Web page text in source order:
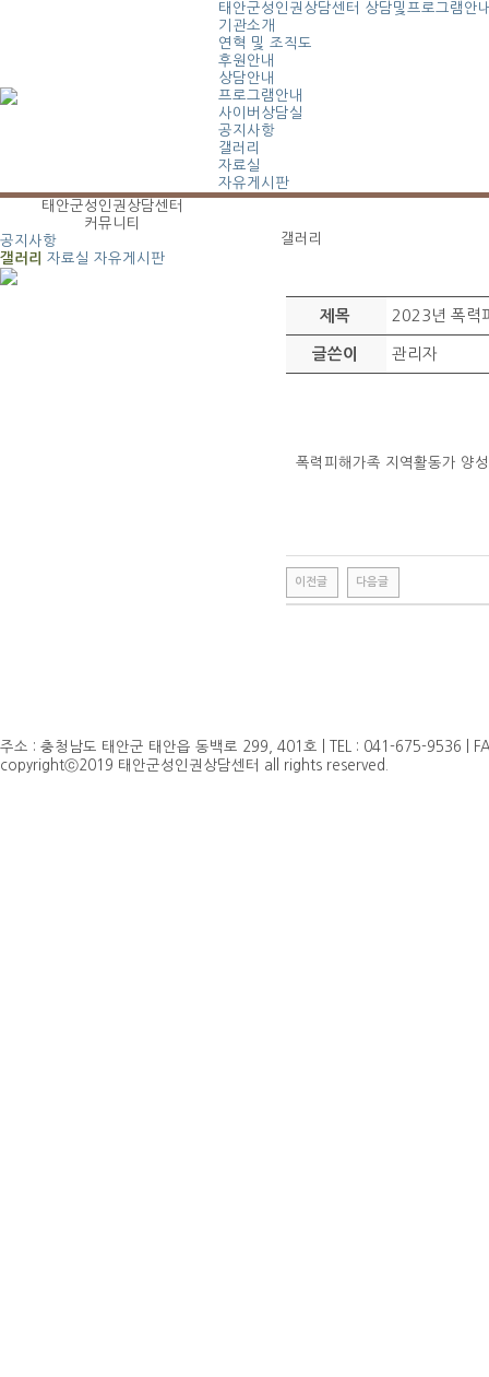
태안군성인권상담센터
상담및프로그램안
기관소개
연혁 및 조직도
후원안내
상담안내
프로그램안내
사이버상담실
공지사항
갤러리
자료실
자유게시판
태안군성인권상담센터
커뮤니티
공지사항
갤러리
자료실 자유게시판
갤러리
제목 2023년 폭력
글쓴이 관리자
폭력피해가족 지역활동가 양
이전글 다음글
주소 : 충청남도 태안군 태안읍 동백로 299, 401호 | TEL : 041-675-9536 |
copyrightⓒ2019 태안군성인권상담센터 all rights reserved.